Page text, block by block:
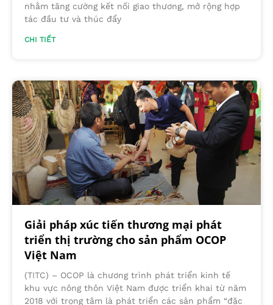
nhằm tăng cường kết nối giao thương, mở rộng hợp
tác đầu tư và thúc đẩy
CHI TIẾT
Giải pháp xúc tiến thương mại phát
triển thị trường cho sản phẩm OCOP
Việt Nam
(TITC) – OCOP là chương trình phát triển kinh tế
khu vực nông thôn Việt Nam được triển khai từ năm
2018 với trọng tâm là phát triển các sản phẩm “đặc